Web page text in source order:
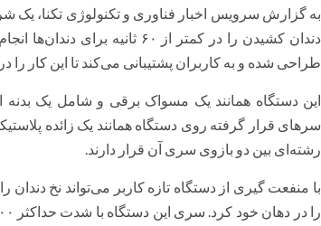
به گزارش سرویس اخبار فناوری و تکنولوژی تکنا،
دندان کشیدن را در کمتر از
طراحی شده و به کاربران پشتیبانی می‌کند تا این کار را
این دستگاه همانند یک مسواک برقی و شامل یک
رشته‌ای بین دو بازوی سری آن قرار دارند.
با منفعت گیری از دستگاه تازه کاربر می‌تواند نخ دندان